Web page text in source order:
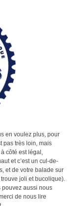
en voulez plus, pour
pas très loin, mais
côté est légal,
et c’est un cul-de-
et de votre balade sur
joli et bucolique).
pouvez aussi nous
de nous lire